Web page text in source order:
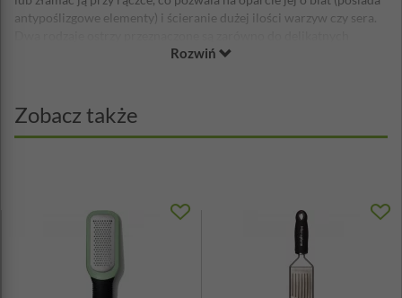
antypoślizgowe elementy) i ścieranie dużej ilości warzyw czy sera.
warzyw czy miękkich serów jak i np. czekolady. Na wyposażeniu
Wymiary: 10,5 x 29,5 x 2,8cm
Materiał: tworzywo sztuczne, stal nierdzewna
Rozwiń
Zobacz także